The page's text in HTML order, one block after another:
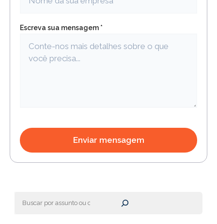
Escreva sua mensagem *